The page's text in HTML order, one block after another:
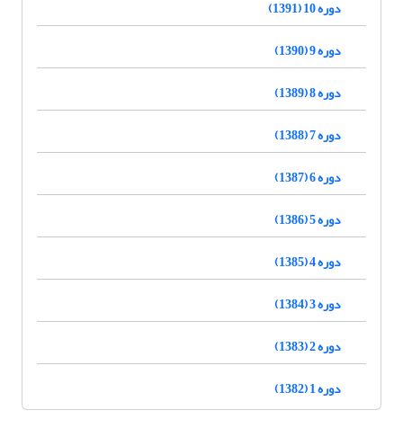
دوره 10 (1391)
دوره 9 (1390)
دوره 8 (1389)
دوره 7 (1388)
دوره 6 (1387)
دوره 5 (1386)
دوره 4 (1385)
دوره 3 (1384)
دوره 2 (1383)
دوره 1 (1382)